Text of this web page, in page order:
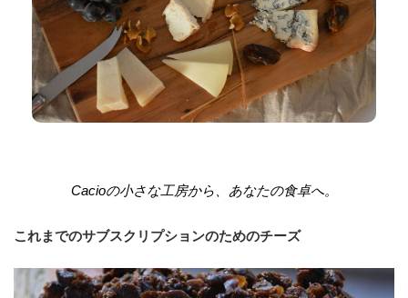
Cacioの小さな工房から、あなたの食卓へ。
これまでのサブスクリプションのためのチーズ